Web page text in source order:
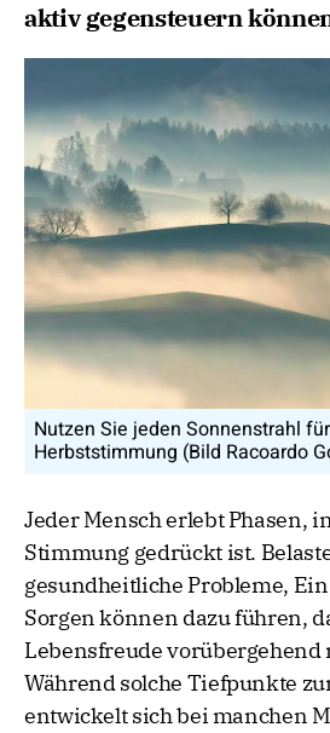
aktiv gegensteuern
Nutzen Sie jeden Sonnenstrahl
Herbststimmung (Bild Racoardo
Jeder Mensch erlebt Phasen,
Stimmung gedrückt ist.
gesundheitliche Probleme,
Sorgen können dazu führen,
Lebensfreude vorübergehend
Während solche Tiefpunkte
entwickelt sich bei manchen